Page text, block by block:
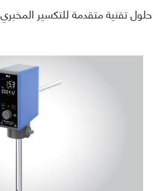
حلول تقنية متقدمة للتكسير المخبري